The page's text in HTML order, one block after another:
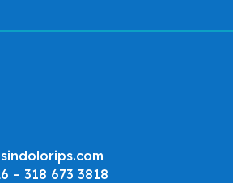
– 318 673 3818